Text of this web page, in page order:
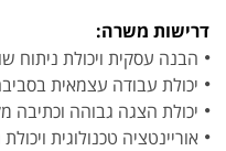
דרישות משרה:
הבנה עסקית ויכולת ניתוח
יכולת עבודה עצמאית
יכולת הצגה גבוהה וכתיבה
אוריינטציה טכנולוגית